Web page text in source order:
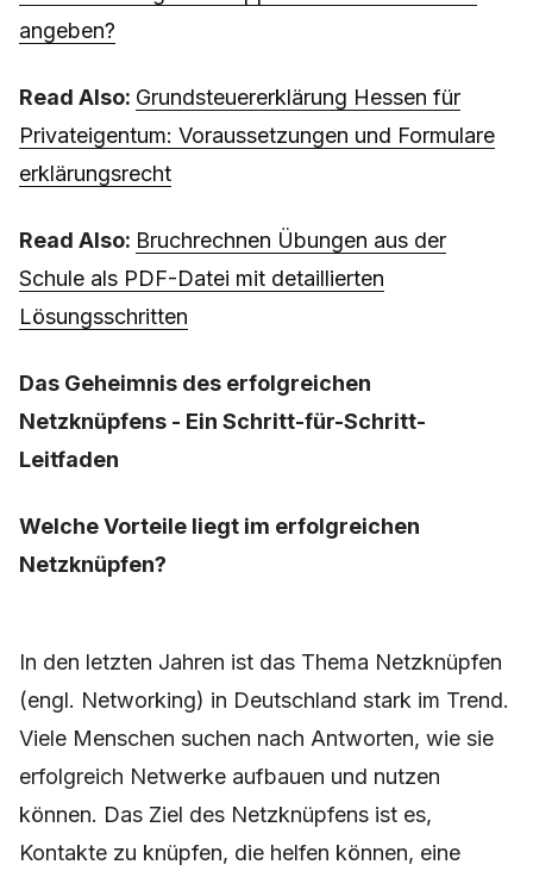
angeben?
Read Also: Grundsteuererklärung Hessen für
Privateigentum: Voraussetzungen und Formulare
erklärungsrecht
Read Also: Bruchrechnen Übungen aus der
Schule als PDF-Datei mit detaillierten
Lösungsschritten
Das Geheimnis des erfolgreichen
Netzknüpfens - Ein Schritt-für-Schritt-
Leitfaden
Welche Vorteile liegt im erfolgreichen
Netzknüpfen?
In den letzten Jahren ist das Thema Netzknüpfen
(engl. Networking) in Deutschland stark im Trend.
Viele Menschen suchen nach Antworten, wie sie
erfolgreich Netwerke aufbauen und nutzen
können. Das Ziel des Netzknüpfens ist es,
Kontakte zu knüpfen, die helfen können, eine